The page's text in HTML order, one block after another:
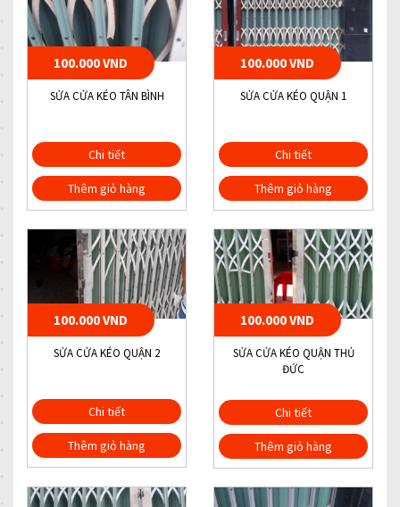
100.000 VND
SỬA CỬA KÉO TÂN BÌNH
Chi tiết
Thêm giỏ hàng
100.000 VND
SỬA CỬA KÉO QUẬN 1
Chi tiết
Thêm giỏ hàng
100.000 VND
SỬA CỬA KÉO QUẬN 2
Chi tiết
Thêm giỏ hàng
100.000 VND
SỬA CỬA KÉO QUẬN THỦ
ĐỨC
Chi tiết
Thêm giỏ hàng